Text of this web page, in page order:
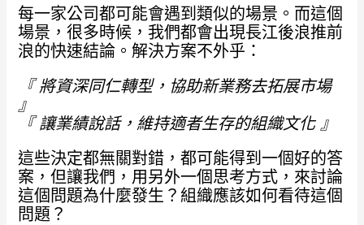
每一家公司都可能會遇到類似的場景。而這個
場景，很多時候，我們都會出現長江後浪推前
浪的快速結論。解決方案不外乎：
『 將資深同仁轉型，協助新業務去拓展市場
』
『 讓業績說話，維持適者生存的組織文化 』
這些決定都無關對錯，都可能得到一個好的答
案，但讓我們，用另外一個思考方式，來討論
這個問題為什麼發生？組織應該如何看待這個
問題？